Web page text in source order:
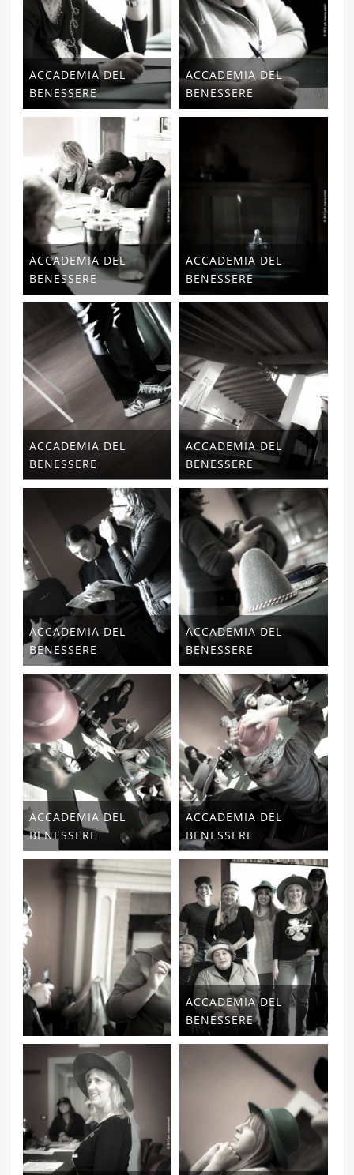
ACCADEMIA DEL
BENESSERE
ACCADEMIA DEL
BENESSERE
ACCADEMIA DEL
BENESSERE
ACCADEMIA DEL
BENESSERE
ACCADEMIA DEL
BENESSERE
ACCADEMIA DEL
BENESSERE
ACCADEMIA DEL
BENESSERE
ACCADEMIA DEL
BENESSERE
ACCADEMIA DEL
BENESSERE
ACCADEMIA DEL
BENESSERE
ACCADEMIA DEL
BENESSERE